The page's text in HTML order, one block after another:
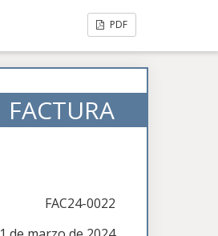
PDF
FACTURA
FAC24-0022